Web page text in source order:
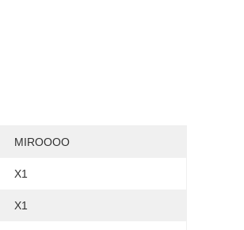
MIROOOO
X1
X1